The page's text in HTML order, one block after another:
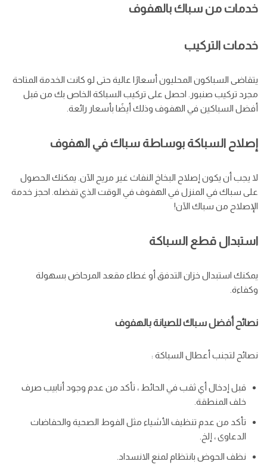
خدمات من سباك بالهفوف
خدمات التركيب
يتقاضى السباكون المحليون أسعارًا عالية حتى لو كانت الخدمة المتاحة
مجرد تركيب صنبور. احصل على تركيب السباكة الخاص بك من قبل
أفضل السباكين في الهفوف وذلك أيضًا بأسعار رائعة.
إصلاح السباكة بوساطة سباك في الهفوف
لا يجب أن يكون إصلاح البخاخ النفاث غير مريح الآن. يمكنك الحصول
على سباك في المنزل في الهفوف في الوقت الذي تفضله. احجز خدمة
الإصلاح من سباك الآن!
استبدال قطع السباكة
يمكنك استبدال خزان التدفق أو غطاء مقعد المرحاض بسهولة
وكفاءة.
نصائح أفضل سباك للصيانة بالهفوف
نصائح لتجنب أعطال السباكة :
قبل إدخال أي ثقب في الحائط ، تأكد من عدم وجود أنابيب صرف
خلف المنطقة.
تأكد من عدم تنظيف الأشياء مثل الفوط الصحية والحفاضات
الدعاوى ، إلخ.
نظف الحوض بانتظام لمنع الانسداد.